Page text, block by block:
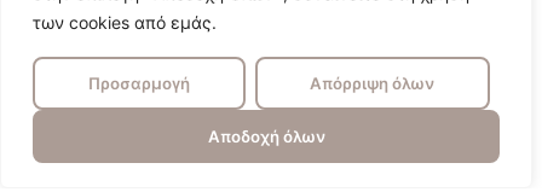
των cookies από εμάς.
Προσαρμογή Απόρριψη όλων
Αποδοχή όλων